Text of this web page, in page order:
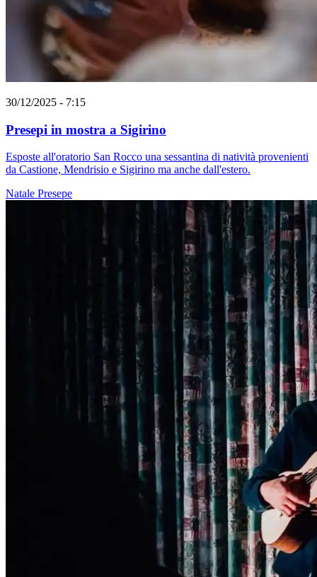
30/12/2025 - 7:15
Presepi in mostra a Sigirino
Esposte all'oratorio San Rocco una sessantina di natività provenienti
da Castione, Mendrisio e Sigirino ma anche dall'estero.
Natale Presepe